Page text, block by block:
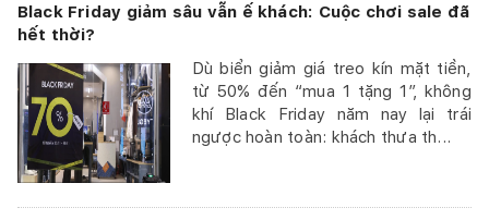
Black Friday giảm sâu vẫn ế khách: Cuộc chơi sale đã
hết thời?
Dù biển giảm giá treo kín mặt tiền,
từ 50% đến “mua 1 tặng 1”, không
khí Black Friday năm nay lại trái
ngược hoàn toàn: khách thưa th...